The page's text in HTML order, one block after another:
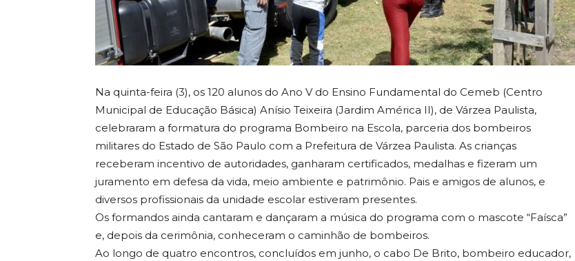
Na quinta-feira (3), os 120 alunos do Ano V do Ensino Fundamental do Cemeb (Centro
Municipal de Educação Básica) Anísio Teixeira (Jardim América II), de Várzea Paulista,
celebraram a formatura do programa Bombeiro na Escola, parceria dos bombeiros
militares do Estado de São Paulo com a Prefeitura de Várzea Paulista. As crianças
receberam incentivo de autoridades, ganharam certificados, medalhas e fizeram um
juramento em defesa da vida, meio ambiente e patrimônio. Pais e amigos de alunos, e
diversos profissionais da unidade escolar estiveram presentes.
Os formandos ainda cantaram e dançaram a música do programa com o mascote “Faísca”
e, depois da cerimônia, conheceram o caminhão de bombeiros.
Ao longo de quatro encontros, concluídos em junho, o cabo De Brito, bombeiro educador,